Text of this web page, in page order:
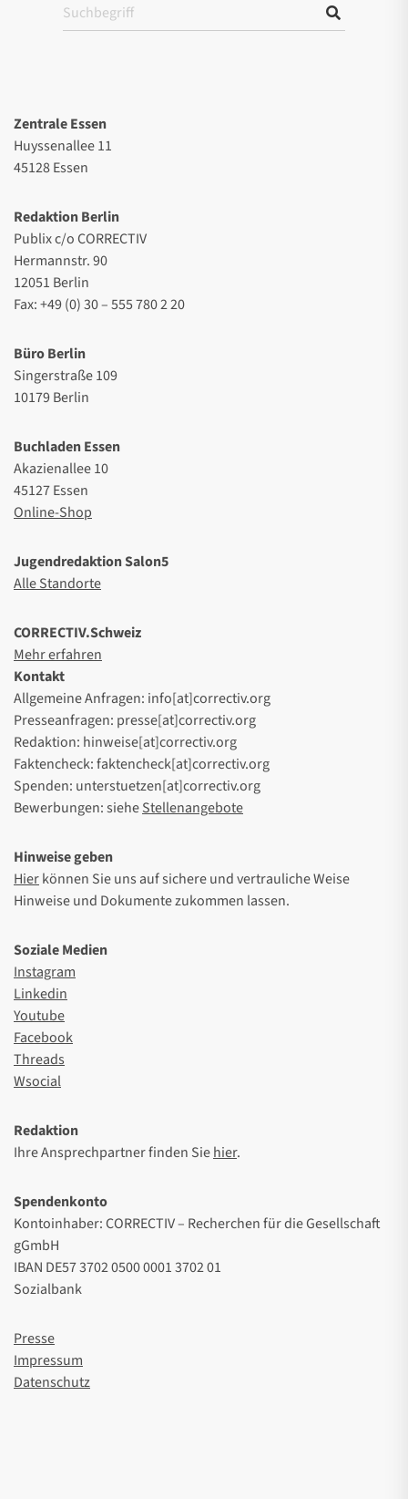
Zentrale Essen
Huyssenallee 11
45128 Essen
Redaktion Berlin
Publix c/o CORRECTIV
Hermannstr. 90
12051 Berlin
Fax: +49 (0) 30 – 555 780 2 20
Büro Berlin
Singerstraße 109
10179 Berlin
Buchladen Essen
Akazienallee 10
45127 Essen
Online-Shop
Jugendredaktion Salon5
Alle Standorte
CORRECTIV.Schweiz
Mehr erfahren
Kontakt
Allgemeine Anfragen: info[at]correctiv.org
Presseanfragen: presse[at]correctiv.org
Redaktion: hinweise[at]correctiv.org
Faktencheck: faktencheck[at]correctiv.org
Spenden: unterstuetzen[at]correctiv.org
Bewerbungen: sieheStellenangebote
Hinweise geben
Hierkönnen Sie uns auf sichere und vertrauliche Weise
Hinweise und Dokumente zukommen lassen.
Soziale Medien
Instagram
Linkedin
Youtube
Facebook
Threads
Wsocial
Redaktion
Ihre Ansprechpartner finden Siehier.
Spendenkonto
Kontoinhaber: CORRECTIV – Recherchen für die Gesellschaft
gGmbH
IBAN DE57 3702 0500 0001 3702 01
Sozialbank
Presse
Impressum
Datenschutz